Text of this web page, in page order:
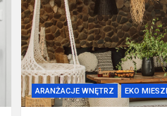
ARANŻACJE WNĘTRZ EKO